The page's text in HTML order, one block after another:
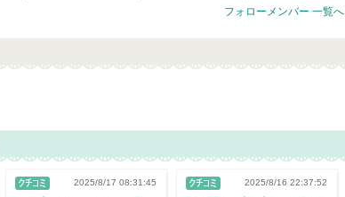
フォローメンバー 一覧へ
2025/8/17 08:31:45 2025/8/16 22:37:52